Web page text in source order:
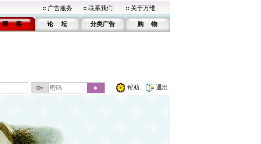
广告服务 联系我们 关于万维
博 客 论 坛 分类广告 购 物
帮助 退出